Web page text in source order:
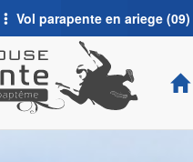
Vol parapente en ariege (09)